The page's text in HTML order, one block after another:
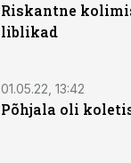
Riskantne
liblikad
01.05.22, 13:42
Põhjala oli